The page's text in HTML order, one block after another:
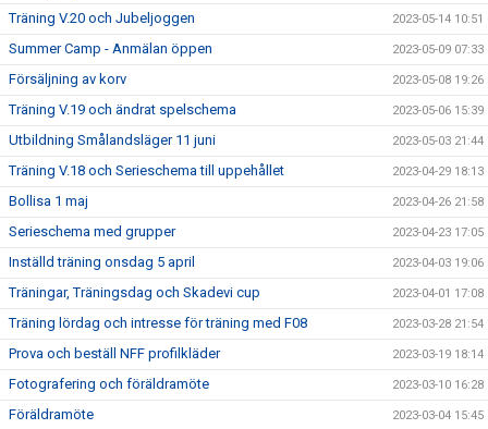
Träning V.20 och Jubeljoggen 2023-05-14 10:51
Summer Camp - Anmälan öppen 2023-05-09 07:33
Försäljning av korv 2023-05-08 19:26
Träning V.19 och ändrat spelschema 2023-05-06 15:39
Utbildning Smålandsläger 11 juni 2023-05-03 21:44
Träning V.18 och Serieschema till uppehållet 2023-04-29 18:13
Bollisa 1 maj 2023-04-26 21:58
Serieschema med grupper 2023-04-23 17:05
Inställd träning onsdag 5 april 2023-04-03 19:06
Träningar, Träningsdag och Skadevi cup 2023-04-01 17:08
Träning lördag och intresse för träning med F08 2023-03-28 21:54
Prova och beställ NFF profilkläder 2023-03-19 18:14
Fotografering och föräldramöte 2023-03-10 16:28
Föräldramöte 2023-03-04 15:45